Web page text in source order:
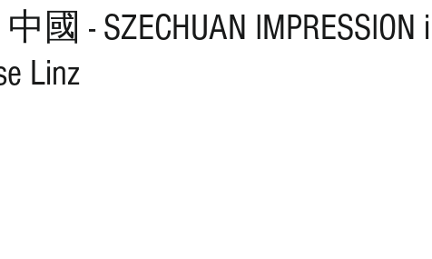
statt global
國 - SZECHUAN IMPRESSION
Linz